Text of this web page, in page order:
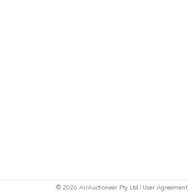
© 2026 AirAuctioneer Pty Ltd User Agreement